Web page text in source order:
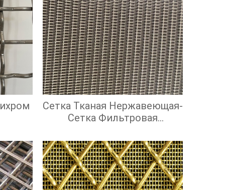
Сетка Тканая Нержавеющая-
Сетка Фильтровая